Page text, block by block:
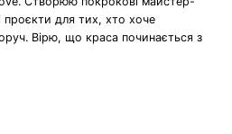
проєкти для тих, хто хоче
Вірю, що краса починається з